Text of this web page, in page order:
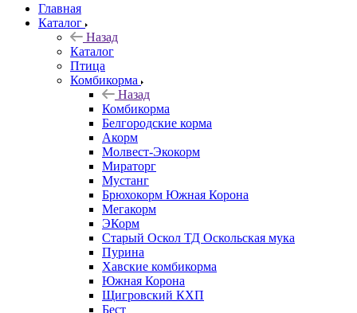
Главная
Каталог
Назад
Каталог
Птица
Комбикорма
Назад
Комбикорма
Белгородские корма
Акорм
Молвест-Экокорм
Мираторг
Мустанг
Брюхокорм Южная Корона
Мегакорм
ЭКорм
Старый Оскол ТД Оскольская мука
Пурина
Хавские комбикорма
Южная Корона
Щигровский КХП
Бест